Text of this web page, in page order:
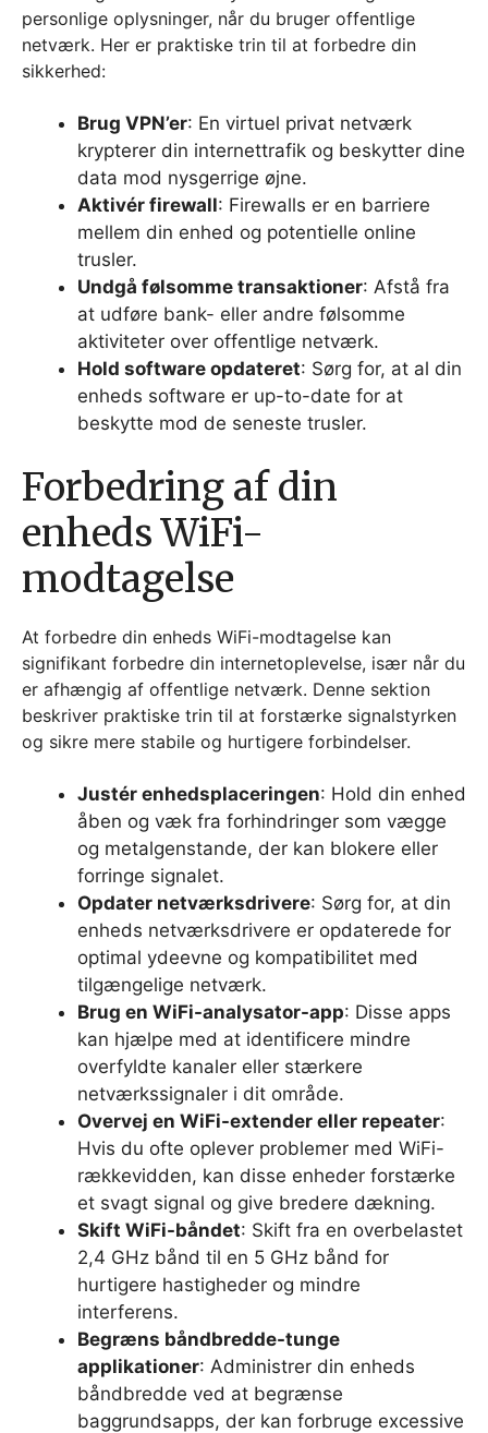
personlige oplysninger, når du bruger offentlige
netværk. Her er praktiske trin til at forbedre din
sikkerhed:
Brug VPN’er: En virtuel privat netværk
krypterer din internettrafik og beskytter dine
data mod nysgerrige øjne.
Aktivér firewall: Firewalls er en barriere
mellem din enhed og potentielle online
trusler.
Undgå følsomme transaktioner: Afstå fra
at udføre bank- eller andre følsomme
aktiviteter over offentlige netværk.
Hold software opdateret: Sørg for, at al din
enheds software er up-to-date for at
beskytte mod de seneste trusler.
Forbedring af din
enheds WiFi-
modtagelse
At forbedre din enheds WiFi-modtagelse kan
signifikant forbedre din internetoplevelse, især når du
er afhængig af offentlige netværk. Denne sektion
beskriver praktiske trin til at forstærke signalstyrken
og sikre mere stabile og hurtigere forbindelser.
Justér enhedsplaceringen: Hold din enhed
åben og væk fra forhindringer som vægge
og metalgenstande, der kan blokere eller
forringe signalet.
Opdater netværksdrivere: Sørg for, at din
enheds netværksdrivere er opdaterede for
optimal ydeevne og kompatibilitet med
tilgængelige netværk.
Brug en WiFi-analysator-app: Disse apps
kan hjælpe med at identificere mindre
overfyldte kanaler eller stærkere
netværkssignaler i dit område.
Overvej en WiFi-extender eller repeater:
Hvis du ofte oplever problemer med WiFi-
rækkevidden, kan disse enheder forstærke
et svagt signal og give bredere dækning.
Skift WiFi-båndet: Skift fra en overbelastet
2,4 GHz bånd til en 5 GHz bånd for
hurtigere hastigheder og mindre
interferens.
Begræns båndbredde-tunge
applikationer: Administrer din enheds
båndbredde ved at begrænse
baggrundsapps, der kan forbruge excessive